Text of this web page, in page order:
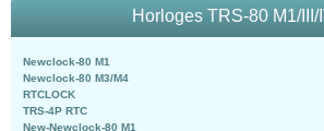
Horloges TRS-80 M1/III/
Newclock-80 M1
Newclock-80 M3/M4
RTCLOCK
TRS-4P RTC
New-Newclock-80 M1